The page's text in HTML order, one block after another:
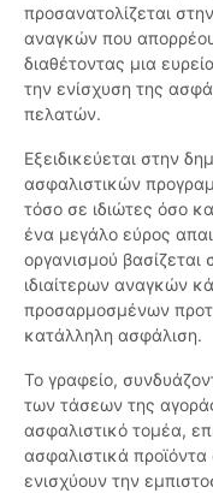
προσανατολίζεται
αναγκών που
διαθέτοντας μια
την ενίσχυση της
πελατών.
Εξειδικεύεται στην
ασφαλιστικών
τόσο σε ιδιώτες όσο
ένα μεγάλο εύρος
οργανισμού
ιδιαίτερων αναγκών
προσαρμοσμένων
κατάλληλη ασφάλιση.
Το γραφείο,
των τάσεων της
ασφαλιστικό τομέα,
ασφαλιστικά
ενισχύουν την